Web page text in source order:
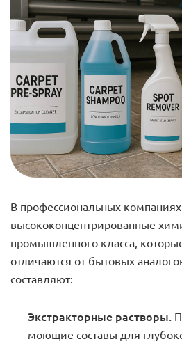
В профессиональных
высококонцентрированные
промышленного класса,
отличаются от бытовых
составляют:
Экстракторные растворы.
моющие составы для